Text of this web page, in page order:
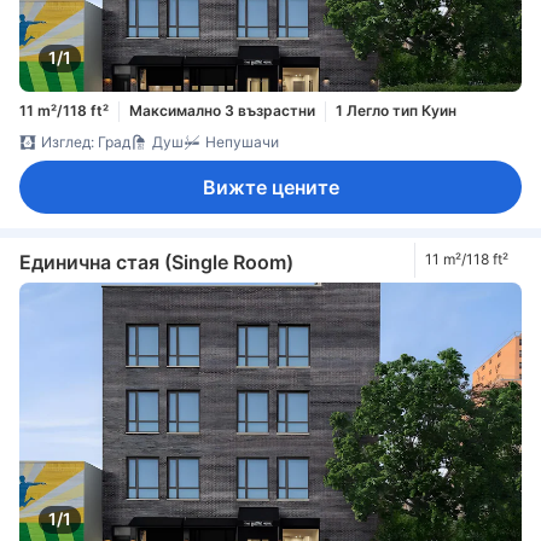
1/1
11 m²/118 ft² Максимално 3 възрастни
1 Легло тип Куин
Изглед: Град
Душ Непушачи
Вижте цените
Единична стая (Single Room) 11 m²/118 ft²
1/1